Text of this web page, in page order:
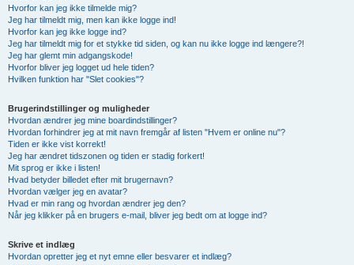
Hvorfor kan jeg ikke tilmelde mig?
Jeg har tilmeldt mig, men kan ikke logge ind!
Hvorfor kan jeg ikke logge ind?
Jeg har tilmeldt mig for et stykke tid siden, og kan nu ikke logge ind længere?!
Jeg har glemt min adgangskode!
Hvorfor bliver jeg logget ud hele tiden?
Hvilken funktion har "Slet cookies"?
Brugerindstillinger og muligheder
Hvordan ændrer jeg mine boardindstillinger?
Hvordan forhindrer jeg at mit navn fremgår af listen "Hvem er online nu"?
Tiden er ikke vist korrekt!
Jeg har ændret tidszonen og tiden er stadig forkert!
Mit sprog er ikke i listen!
Hvad betyder billedet efter mit brugernavn?
Hvordan vælger jeg en avatar?
Hvad er min rang og hvordan ændrer jeg den?
Når jeg klikker på en brugers e-mail, bliver jeg bedt om at logge ind?
Skrive et indlæg
Hvordan opretter jeg et nyt emne eller besvarer et indlæg?